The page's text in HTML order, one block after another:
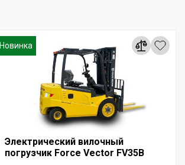
Новинка
Электрический вилочный
погрузчик Force Vector FV35B